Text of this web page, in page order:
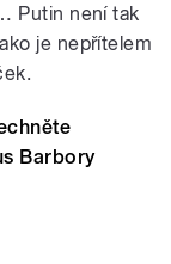
Putin není tak
je nepřítelem
Barbory